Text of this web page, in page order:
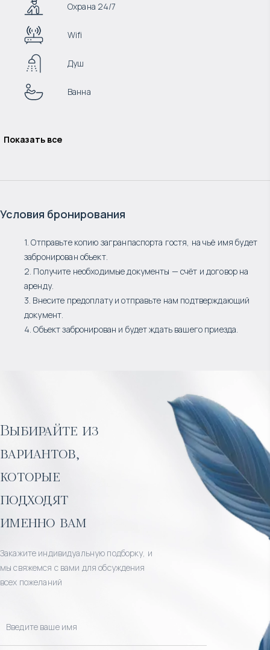
Охрана 24/7
Wifi
Душ
Ванна
Показать все
Условия бронирования
1. Отправьте копию загранпаспорта гостя, на чьё имя будет
забронирован объект.
2. Получите необходимые документы — счёт и договор на
аренду.
3. Внесите предоплату и отправьте нам подтверждающий
документ.
4. Объект забронирован и будет ждать вашего приезда.
Выбирайте из
вариантов,
которые
подходят
именно вам
Закажите индивидуальную подборку, и
мы свяжемся с вами для обсуждения
всех пожеланий